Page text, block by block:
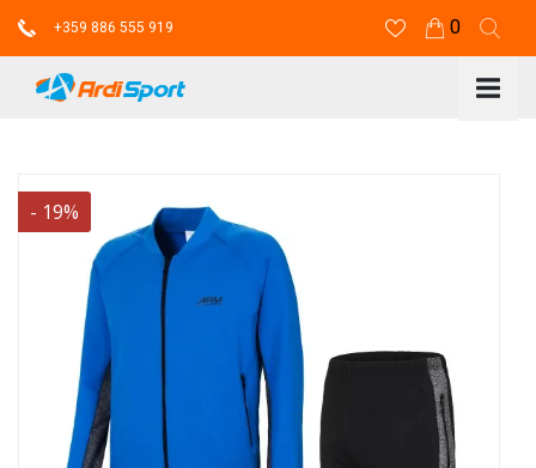
+359 886 555 919 0
- 19%